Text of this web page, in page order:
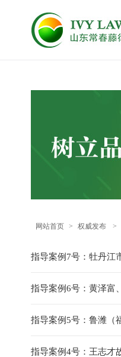
网站首页 > 权威发布 >
指导案例7号：牡丹江
指导案例6号：黄泽富
指导案例5号：鲁潍（
指导案例4号：王志才